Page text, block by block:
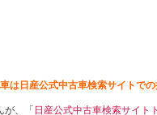
は日産公式中古車検索サイトでの
が、「 日産公式中古車検索サイト